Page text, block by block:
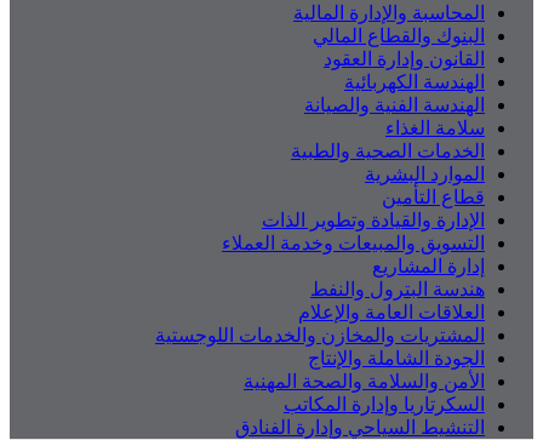
المحاسبة والإدارة المالية
البنوك والقطاع المالي
القانون وإدارة العقود
الهندسة الكهربائية
الهندسة الفنية والصيانة
سلامة الغذاء
الخدمات الصحية والطبية
الموارد البشرية
قطاع التأمين
الإدارة والقيادة وتطوير الذات
التسويق والمبيعات وخدمة العملاء
إدارة المشاريع
هندسة البترول والنفط
العلاقات العامة والإعلام
المشتريات والمخازن والخدمات اللوجستية
الجودة الشاملة والإنتاج
الأمن والسلامة والصحة المهنية
السكرتاريا وإدارة المكاتب
التنشيط السياحي وإدارة الفنادق